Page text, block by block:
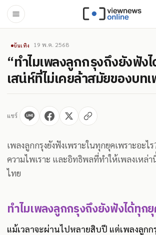
บันเทิง 19 พ.ค. 2568
“ทำไมเพลงลูกกรุงถึงยังฟัง
เสน่ห์ที่ไม่เคยล้าสมัยของบทเ
แชร์
เพลงลูกกรุงยังฟังเพราะในทุกยุคเพราะอะไ
ความไพเราะ และอิทธิพลที่ทำให้เพลงเหล่า
ไทย
ทำไมเพลงลูกกรุงถึงยังฟังได้ทุก
แม้เวลาจะผ่านไปหลายสิบปี แต่เพลงลูกก